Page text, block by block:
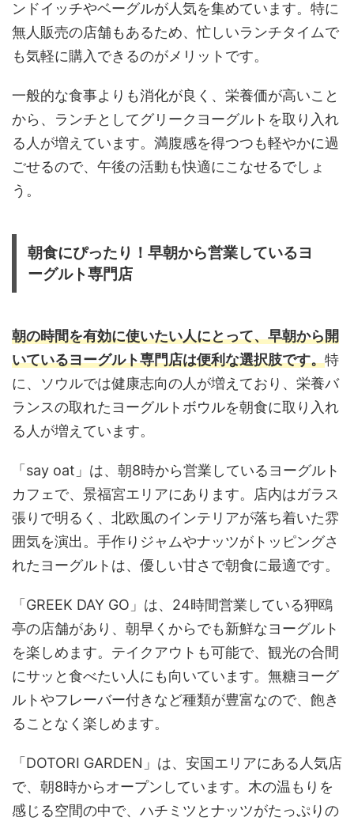
ンドイッチやベーグルが人気を集めています。特に
無人販売の店舗もあるため、忙しいランチタイムで
も気軽に購入できるのがメリットです。
一般的な食事よりも消化が良く、栄養価が高いこと
から、ランチとしてグリークヨーグルトを取り入れ
る人が増えています。満腹感を得つつも軽やかに過
ごせるので、午後の活動も快適にこなせるでしょ
う。
朝食にぴったり！早朝から営業しているヨ
ーグルト専門店
朝の時間を有効に使いたい人にとって、早朝から開
いているヨーグルト専門店は便利な選択肢です。特
に、ソウルでは健康志向の人が増えており、栄養バ
ランスの取れたヨーグルトボウルを朝食に取り入れ
る人が増えています。
「say oat」は、朝8時から営業しているヨーグルト
カフェで、景福宮エリアにあります。店内はガラス
張りで明るく、北欧風のインテリアが落ち着いた雰
囲気を演出。手作りジャムやナッツがトッピングさ
れたヨーグルトは、優しい甘さで朝食に最適です。
「GREEK DAY GO」は、24時間営業している狎鴎
亭の店舗があり、朝早くからでも新鮮なヨーグルト
を楽しめます。テイクアウトも可能で、観光の合間
にサッと食べたい人にも向いています。無糖ヨーグ
ルトやフレーバー付きなど種類が豊富なので、飽き
ることなく楽しめます。
「DOTORI GARDEN」は、安国エリアにある人気店
で、朝8時からオープンしています。木の温もりを
感じる空間の中で、ハチミツとナッツがたっぷりの